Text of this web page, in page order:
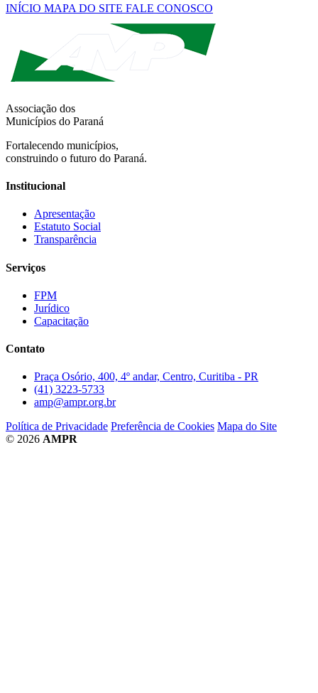
INÍCIO MAPA DO SITE FALE CONOSCO
Associação dos
Municípios do Paraná
Fortalecendo municípios,
construindo o futuro do Paraná.
Institucional
Apresentação
Estatuto Social
Transparência
Serviços
FPM
Jurídico
Capacitação
Contato
Praça Osório, 400, 4º andar, Centro, Curitiba - PR
(41) 3223-5733
amp@ampr.org.br
Política de Privacidade Preferência de Cookies Mapa do Site
© 2026 AMPR